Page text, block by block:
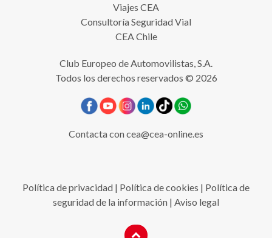
Viajes CEA
Consultoría Seguridad Vial
CEA Chile
Club Europeo de Automovilistas, S.A.
Todos los derechos reservados © 2026
Contacta concea@cea-online.es
Política de privacidad | Política de cookies | Política de
seguridad de la información | Aviso legal